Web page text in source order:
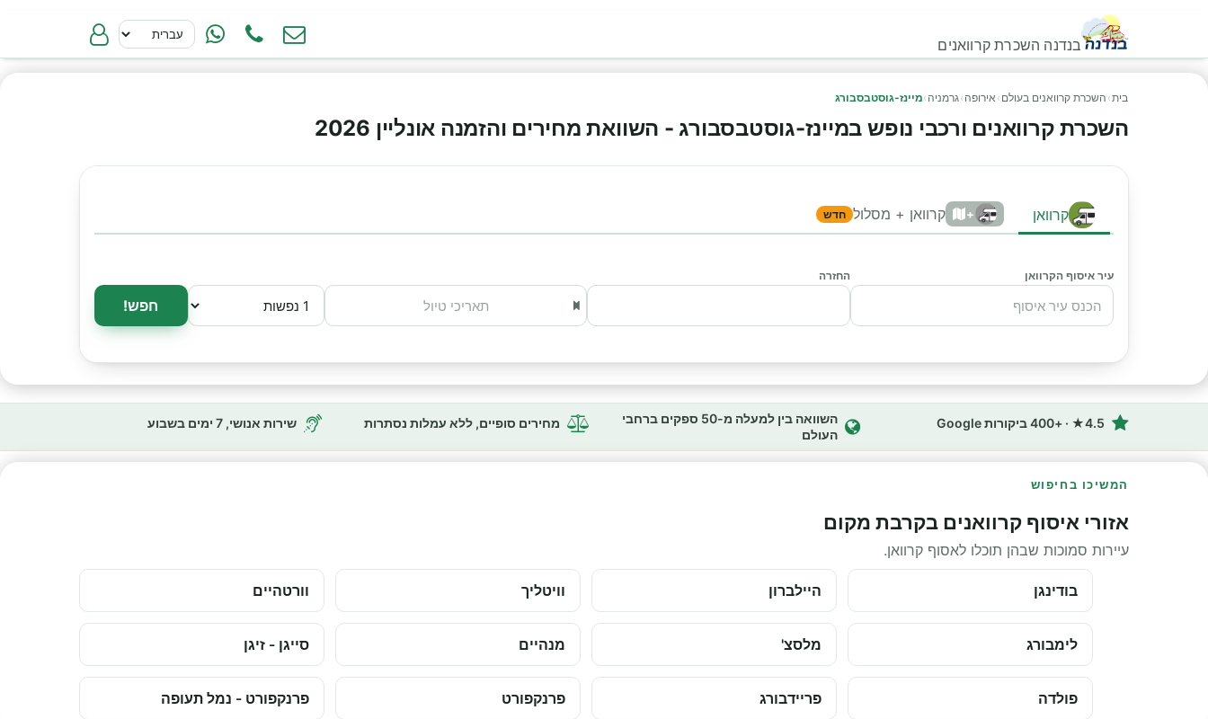
בנדנה השכרת קרוואנים
בית› השכרת קרוואנים בעולם › אירופה ›גרמניה ›מיינז-גוסטבסבורג
השכרת קרוואנים ורכבי נופש במיינז-גוסטבסבורג - השוואת מחירים והזמנה אונליין 2026
קרוואן + קרוואן + מסלול חדש
עיר איסוף הקרוואן החזרה
חפש!
4.5★ · +400 ביקורות Google
השוואה בין למעלה מ-50 ספקים ברחבי
העולם
מחירים סופיים, ללא עמלות נסתרות שירות אנושי, 7 ימים בשבוע
המשיכו בחיפוש
אזורי איסוף קרוואנים בקרבת מקום
עיירות סמוכות שבהן תוכלו לאסוף קרוואן.
בודינגן היילברון וויטליך וורטהיים
לימבורג מלסצ' מנהיים סייגן - זיגן
פולדה פריידבורג פרנקפורט פרנקפורט - נמל תעופה